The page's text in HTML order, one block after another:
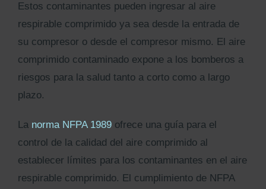
Estos contaminantes pueden ingresar al aire
respirable comprimido ya sea desde la entrada de
su compresor o desde el compresor mismo. El aire
comprimido contaminado expone a los bomberos a
riesgos para la salud tanto a corto como a largo
plazo.
La norma NFPA 1989ofrece una guía para el
control de la calidad del aire comprimido al
establecer límites para los contaminantes en el aire
respirable comprimido. El cumplimiento de NFPA